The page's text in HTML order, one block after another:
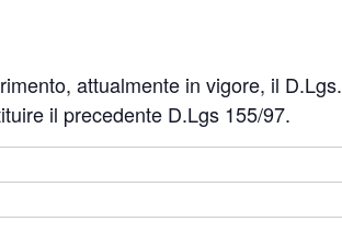
attualmente in vigore, il D.Lgs.
il precedente D.Lgs 155/97.